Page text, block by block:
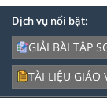
Dịch vụ nổi bật:
GIẢI BÀI TẬP
TÀI LIỆU GIÁO